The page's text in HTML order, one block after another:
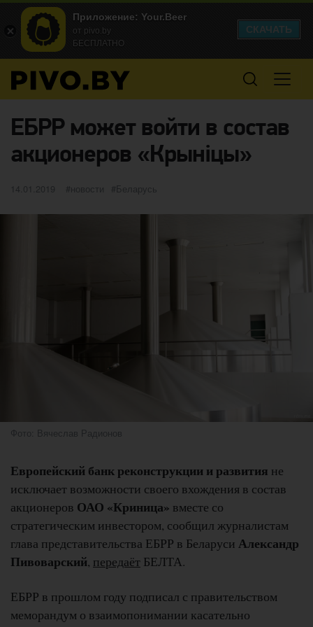
ЕБРР может войти в состав
акционеров «Крыніцы»
Опубликовано
14.01.2019 категории
новости Метки
Беларусь
Фото: Вячеслав Радионов
Европейский банк реконструкции и развития не
исключает возможности своего вхождения в состав
акционеров ОАО «Криница» вместе со
стратегическим инвестором, сообщил журналистам
глава представительства ЕБРР в Беларуси Александр
Пивоварский, передаёт БЕЛТА.
ЕБРР в прошлом году подписал с правительством
меморандум о взаимопонимании касательно
Приложение: Your.Beer
от pivo.by
БЕСПЛАТНО
СКАЧАТЬ